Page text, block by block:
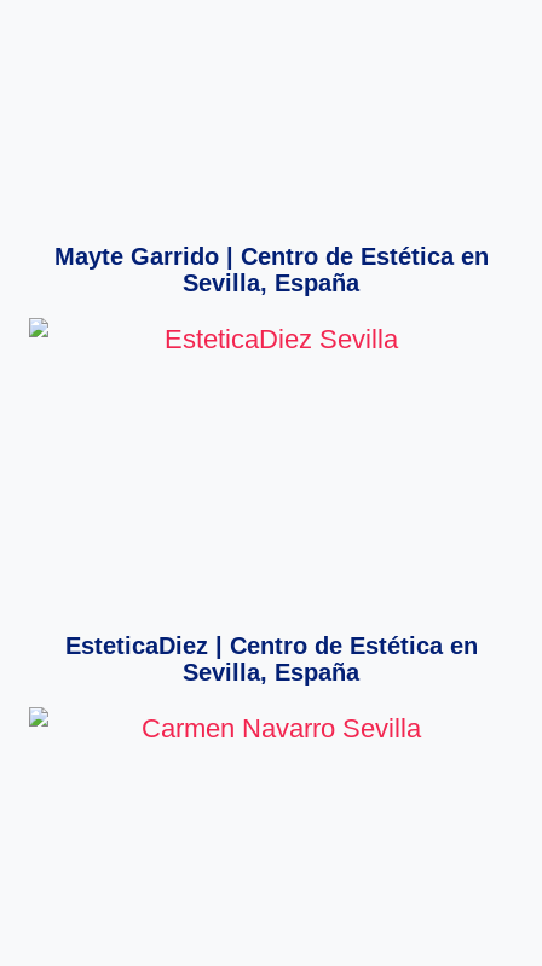
Mayte Garrido | Centro de Estética en
Sevilla, España
EsteticaDiez | Centro de Estética en
Sevilla, España